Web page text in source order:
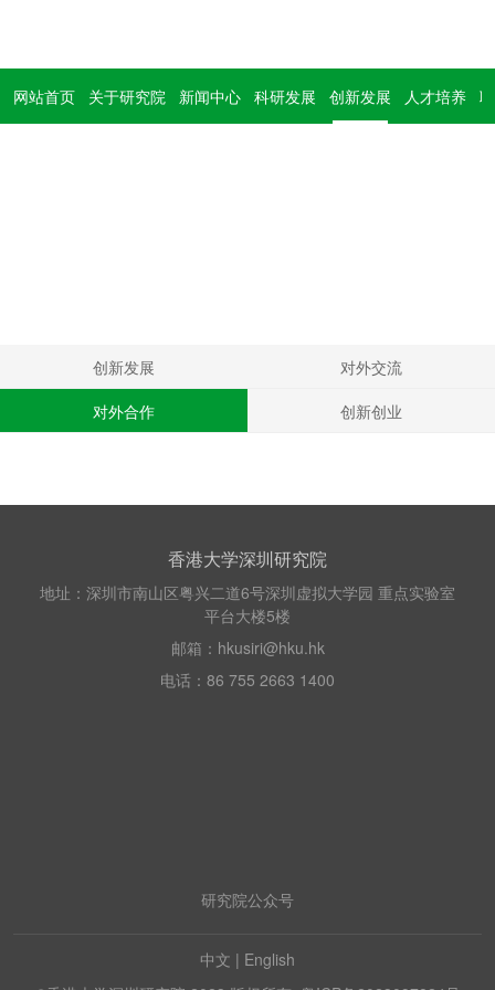
网站首页 关于研究院 新闻中心 科研发展 创新发展 人才培养
创新发展
对外交流
对外合作
创新创业
香港大学深圳研究院
地址：深圳市南山区粤兴二道6号深圳虚拟大学园 重点实验室
平台大楼5楼
邮箱：hkusiri@hku.hk
电话：86 755 2663 1400
研究院公众号
中文 | English